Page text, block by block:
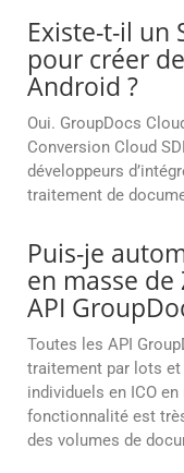
Existe-t-il un
pour créer
Android ?
Oui. GroupDocs
Conversion Cloud
développeurs
traitement de
Puis-je
en masse de
API
Toutes les API
traitement par lots
individuels en ICO en
fonctionnalité est
des volumes de